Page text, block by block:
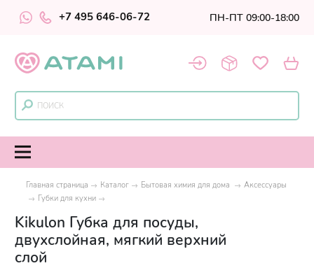
+7 495 646-06-72 ПН-ПТ 09:00-18:00
Главная страница Каталог Бытовая химия для дома
Аксессуары
Губки для кухни
Kikulon Губка для посуды,
двухслойная, мягкий верхний
слой